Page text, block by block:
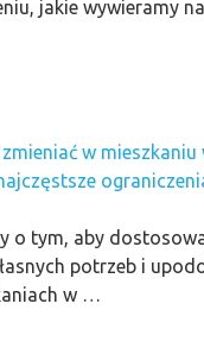
jakie wywieramy
w mieszkaniu
o tym, aby
potrzeb i
w …